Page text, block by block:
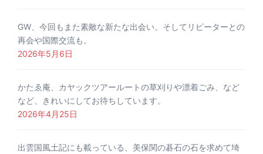
GW、今回もまた素敵な新たな出会い。そしてリピーターとの
再会や国際交流も。
2026年5月6日
かたゑ庵、カヤックツアールートの草刈りや漂着ごみ、など
など、きれいにしてお待ちしています。
2026年4月25日
出雲国風土記にも載っている、美保関の碁石の石を求めて埼